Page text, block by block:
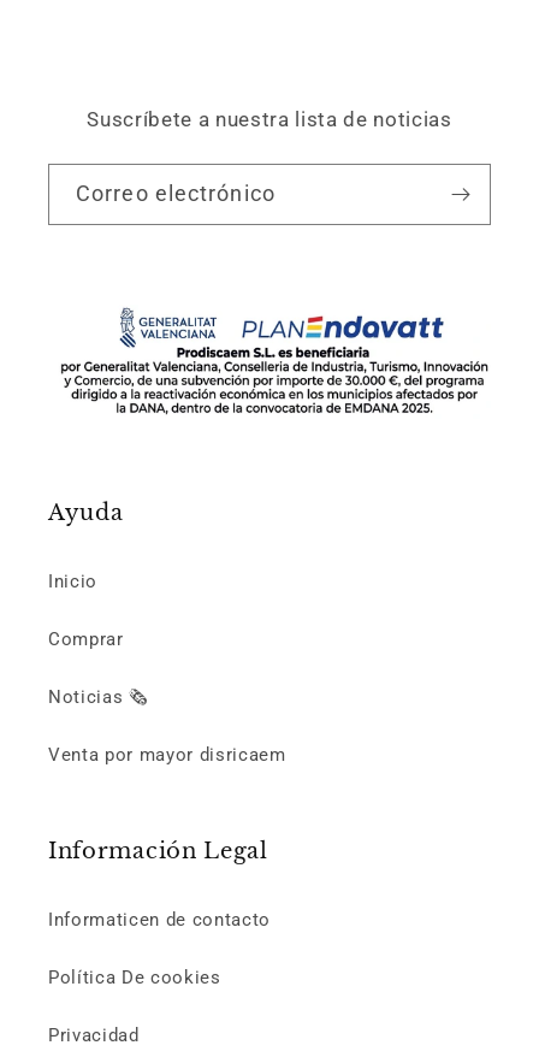
Suscríbete a nuestra lista de noticias
Correo electrónico
Ayuda
Inicio
Comprar
Noticias 🗞️
Venta por mayor disricaem
Información Legal
Informaticen de contacto
Política De cookies
Privacidad